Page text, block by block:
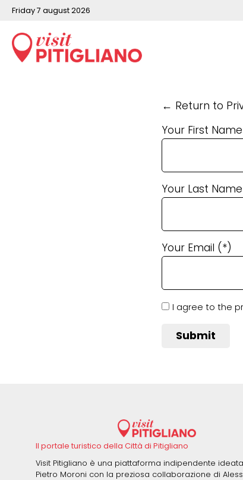
friday 7 august 2026
← Return to
Your First
Your Last
Your Email (*)
I agree to the
Il portale turistico della Città di Pitigliano
Visit Pitigliano è una piattaforma indipendente
Pietro Moroni con la preziosa collaborazione di